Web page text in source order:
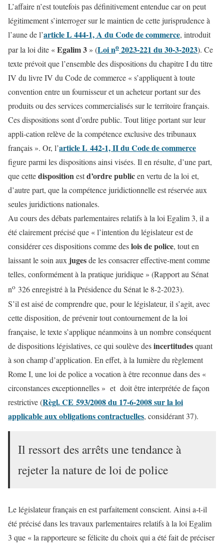
L’affaire n’est toutefois pas définitivement entendue car on peut
légitimement s’interroger sur le maintien de cette jurisprudence à
l’aune de l’article L 444-1, A du Code de commerce, introduit
par la loi dite «Egalim 3 » (Loi no 2023-221 du 30-3-2023). Ce
texte prévoit que l’ensemble des dispositions du chapitre I du titre
IV du livre IV du Code de commerce « s’appliquent à toute
convention entre un fournisseur et un acheteur portant sur des
produits ou des services commercialisés sur le territoire français.
Ces dispositions sont d’ordre public. Tout litige portant sur leur
appli-cation relève de la compétence exclusive des tribunaux
français ». Or, l’article L 442-1, II du Code de commerce
figure parmi les dispositions ainsi visées. Il en résulte, d’une part,
que cettedispositionestd’ordre publicen vertu de la loi et,
d’autre part, que la compétence juridictionnelle est réservée aux
seules juridictions nationales.
Au cours des débats parlementaires relatifs à la loi Egalim 3, il a
été clairement précisé que « l’intention du législateur est de
considérer ces dispositions comme deslois de police, tout en
laissant le soin aux jugesde les consacrer effective-ment comme
telles, conformément à la pratique juridique » (Rapport au Sénat
no 326 enregistré à la Présidence du Sénat le 8-2-2023).
S’il est aisé de comprendre que, pour le législateur, il s’agit, avec
cette disposition, de prévenir tout contournement de la loi
française, le texte s’applique néanmoins à un nombre conséquent
de dispositions législatives, ce qui soulève desincertitudesquant
à son champ d’application. En effet, à la lumière du règlement
Rome I, une loi de police a vocation à être reconnue dans des «
circonstances exceptionnelles » et doit être interprétée de façon
restrictive (Règl. CE 593/2008 du 17-6-2008 sur la loi
applicable aux obligations contractuelles, considérant 37).
Il ressort des arrêts une tendance à
rejeter la nature de loi de police
Le législateur français en est parfaitement conscient. Ainsi a-t-il
été précisé dans les travaux parlementaires relatifs à la loi Egalim
3 que « la rapporteure se félicite du choix qui a été fait de préciser